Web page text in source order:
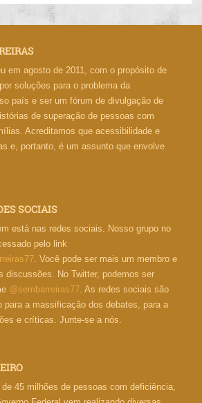
em agosto de 2011, com o propósito de
soluções para o problema da
país e ser um fórum de divulgação de
de superação de pessoas com
Acreditamos que acessibilidade e
e, portanto, é um assunto que envolve
SOCIAIS
está nas redes sociais. Nosso grupo no
pelo link
. Você pode ser mais um membro e
discussões. No Twitter, podemos ser
@sembarreiras77 . As redes sociais são
para a massificação dos debates, para a
e críticas. Junte-se a nós.
45 milhões de pessoas com deficiência,